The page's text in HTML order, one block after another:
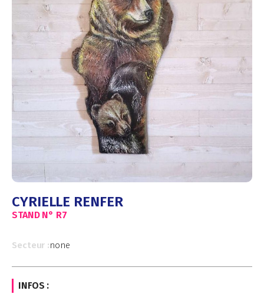
CYRIELLE RENFER
STAND N° R7
Secteur :none
INFOS :